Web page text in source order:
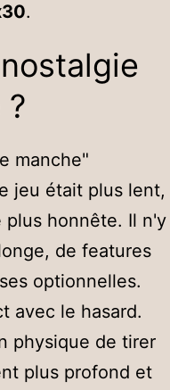
.
manche"
jeu était plus lent,
plus honnête. Il n'y
de features
optionnelles.
avec le hasard.
physique de tirer
plus profond et